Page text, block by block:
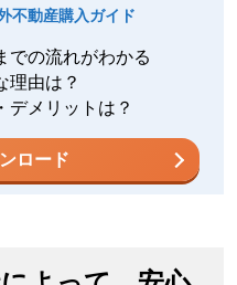
不動産購入ガイド
での流れがわかる
理由は？
デメリットは？
ロード